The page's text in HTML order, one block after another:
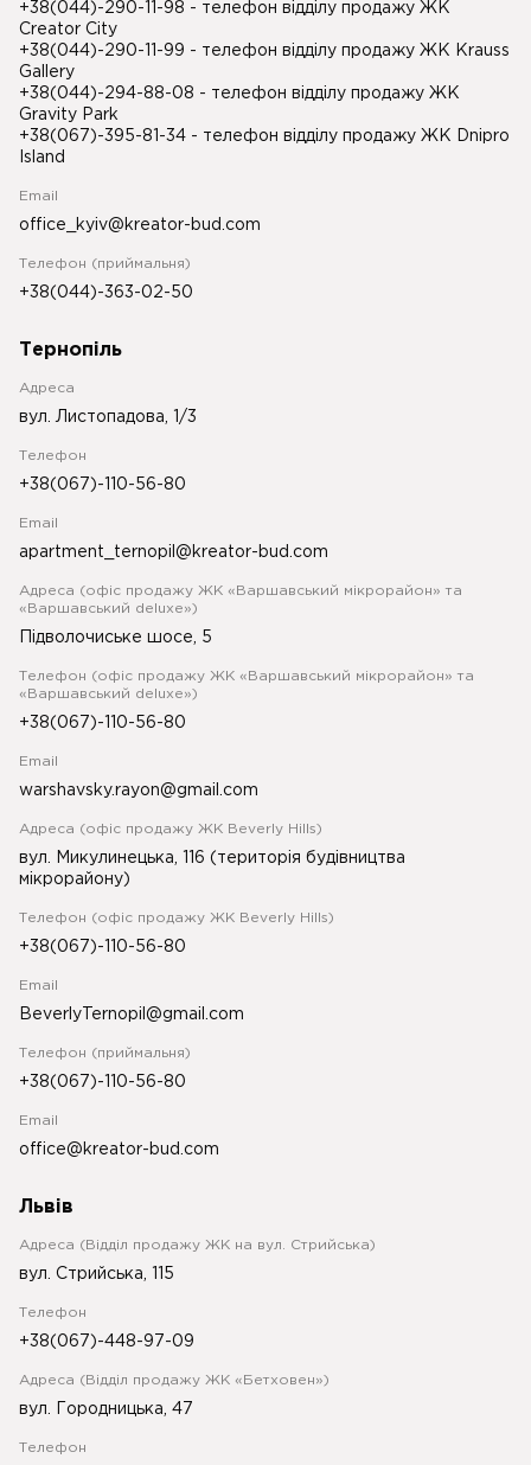
+38(044)-290-11-98 - телефон відділу продажу ЖК
Creator City
+38(044)-290-11-99 - телефон відділу продажу ЖК Krauss
Gallery
+38(044)-294-88-08 - телефон відділу продажу ЖК
Gravity Park
+38(067)-395-81-34 - телефон відділу продажу ЖК Dnipro
Island
Email
office_kyiv@kreator-bud.com
Телефон (приймальня)
+38(044)-363-02-50
Тернопіль
Адреса
вул. Листопадова, 1/3
Телефон
+38(067)-110-56-80
Email
apartment_ternopil@kreator-bud.com
Адреса (офіс продажу ЖК «Варшавський мікрорайон» та
«Варшавський deluxe»)
Підволочиське шосе, 5
Телефон (офіс продажу ЖК «Варшавський мікрорайон» та
«Варшавський deluxe»)
+38(067)-110-56-80
Email
warshavsky.rayon@gmail.com
Адреса (офіс продажу ЖК Beverly Hills)
вул. Микулинецька, 116 (територія будівництва
мікрорайону)
Телефон (офіс продажу ЖК Beverly Hills)
+38(067)-110-56-80
Email
BeverlyTernopil@gmail.com
Телефон (приймальня)
+38(067)-110-56-80
Email
office@kreator-bud.com
Львів
Адреса (Відділ продажу ЖК на вул. Стрийська)
вул. Стрийська, 115
Телефон
+38(067)-448-97-09
Адреса (Відділ продажу ЖК «Бетховен»)
вул. Городницька, 47
Телефон